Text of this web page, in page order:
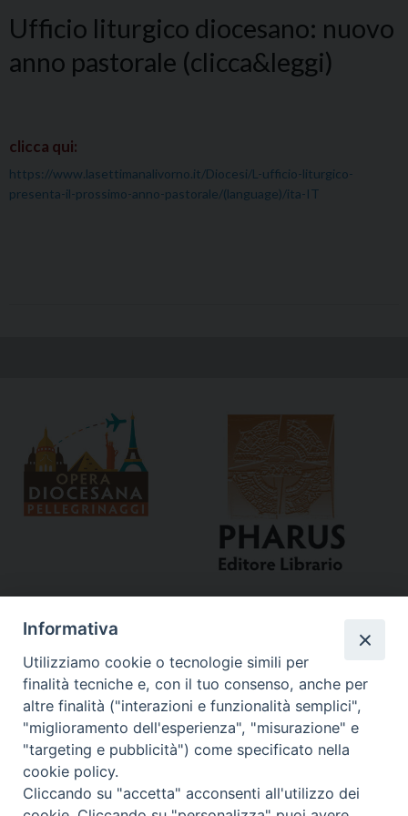
Ufficio liturgico diocesano: nuovo
anno pastorale (clicca&leggi)
clicca qui:
https://www.lasettimanalivorno.it/Diocesi/L-ufficio-liturgico-
presenta-il-prossimo-anno-pastorale/(language)/ita-IT
Curia
Via del Seminario, 61 - 57122 Livorno LI
Informativa
Utilizziamo cookie o tecnologie simili per
finalità tecniche e, con il tuo consenso, anche per
altre finalità ("interazioni e funzionalità semplici",
"miglioramento dell'esperienza", "misurazione" e
"targeting e pubblicità") come specificato nella
cookie policy.
Cliccando su "accetta" acconsenti all'utilizzo dei